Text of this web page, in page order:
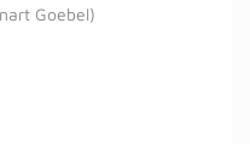
Goebel)